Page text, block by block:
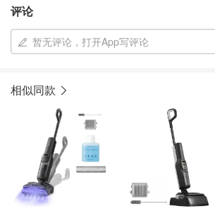
评论
暂无评论，打开App写评论
相似同款